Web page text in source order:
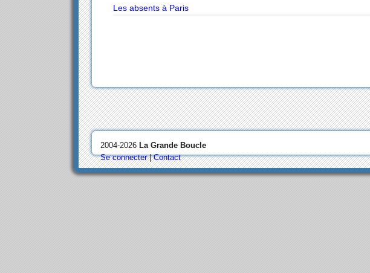
Les absents à Paris
2004-2026 La Grande Boucle
Se connecter|Contact